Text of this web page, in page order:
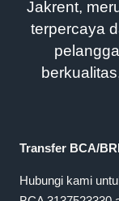
Jakrent,
terpercaya
Transfer BCA/
Hubungi kami